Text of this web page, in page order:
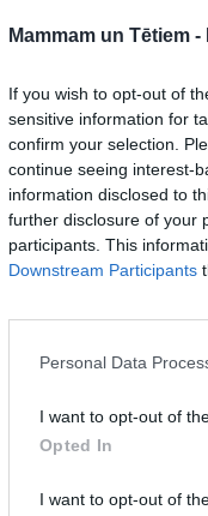
Mammam un Tētiem -
If you wish to opt-out of
sensitive information for
confirm your selection.
continue seeing interest-
information disclosed to
further disclosure of your
participants. This
Downstream Participants
Personal Data
I want to opt-out of
Opted In
I want to opt-out of
kalpos kā
un bērniem
topošajā